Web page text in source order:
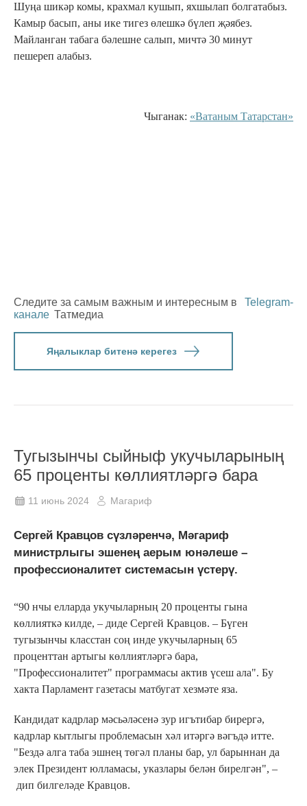
Шуңа шикәр комы, крахмал кушып, яхшылап болгатабыз.
Камыр басып, аны ике тигез өлешкә бүлеп җәябез.
Майланган табага бәлешне салып, мичтә 30 минут
пешереп алабыз.
Чыганак: «Ватаным Татарстан»
Следите за самым важным и интересным в
Telegram-
канале Татмедиа
Яңалыклар битенә керегез
Тугызынчы сыйныф укучыларының
65 проценты көллиятләргә бара
11 июнь 2024 Магариф
Сергей Кравцов сүзләренчә, Мәгариф
министрлыгы эшенең аерым юнәлеше –
профессионалитет системасын үстерү.
“90 нчы елларда укучыларның 20 проценты гына
көллияткә килде, – диде Сергей Кравцов. – Бүген
тугызынчы класстан соң инде укучыларның 65
проценттан артыгы көллиятләргә бара,
"Профессионалитет" программасы актив үсеш ала". Бу
хакта Парламент газетасы матбугат хезмәте яза.
Кандидат кадрлар мәсьәләсенә зур игътибар бирергә,
кадрлар кытлыгы проблемасын хәл итәргә вәгъдә итте.
"Бездә алга таба эшнең төгәл планы бар, ул барыннан да
элек Президент юлламасы, указлары белән бирелгән", –
дип билгеләде Кравцов.